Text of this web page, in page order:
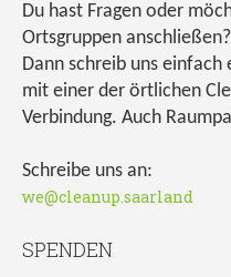
Du hast Fragen oder
Ortsgruppen anschließen?
Dann schreib uns
mit einer der örtlichen
Verbindung. Auch
Schreibe uns an:
we@cleanup.saarland
SPENDEN